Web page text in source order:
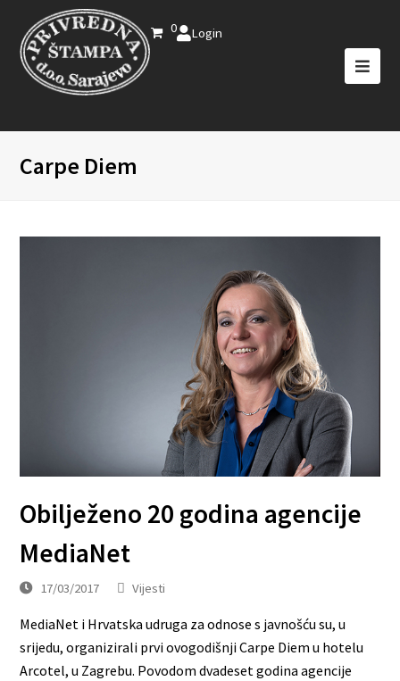
0 Login
Carpe Diem
Obilježeno 20 godina agencije
MediaNet
17/03/2017 Vijesti
MediaNet i Hrvatska udruga za odnose s javnošću su, u
srijedu, organizirali prvi ovogodišnji Carpe Diem u hotelu
Arcotel, u Zagrebu. Povodom dvadeset godina agencije